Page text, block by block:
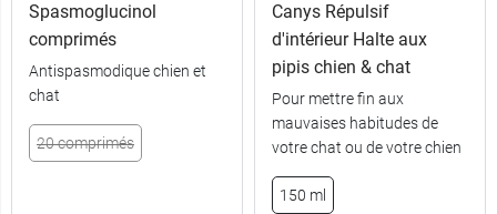
Spasmoglucinol
comprimés
Antispasmodique chien et
chat
20 comprimés
Canys Répulsif
d'intérieur Halte aux
pipis chien & chat
Pour mettre fin aux
mauvaises habitudes de
votre chat ou de votre chien
150 ml